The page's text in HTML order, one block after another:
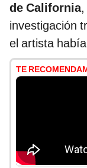
de California,
investigación
el artista
TE